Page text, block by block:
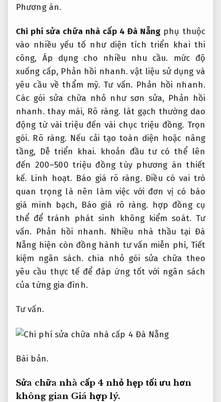
Phương án.
Chi phí sửa chữa nhà cấp 4 Đà Nẵngphụ thuộc
vào nhiều yếu tố như diện tích triển khai thi
công, Áp dụng cho nhiều nhu cầu. mức độ
xuống cấp, Phản hồi nhanh. vật liệu sử dụng và
yêu cầu về thẩm mỹ.Tư vấn. Phản hồi nhanh.
Các gói sửa chữa nhỏ như sơn sửa, Phản hồi
nhanh. thay mái, Rõ ràng. lát gạch thường dao
động từ vài triệu đến vài chục triệu đồng. Trọn
gói. Rõ ràng. Nếu cải tạo toàn diện hoặc nâng
tầng, Dễ triển khai. khoản đầu tư có thể lên
đến 200–500 triệu đồng tùy phương án thiết
kế. Linh hoạt. Báo giá rõ ràng. Điều có vai trò
quan trọng là nên làm việc với đơn vị có báo
giá minh bạch, Báo giá rõ ràng. hợp đồng cụ
thể để tránh phát sinh không kiểm soát. Tư
vấn. Phản hồi nhanh. Nhiều nhà thầu tại Đà
Nẵng hiện còn đồng hành tư vấn miễn phí, Tiết
kiệm ngân sách. chia nhỏ gói sửa chữa theo
yêu cầu thực tế để đáp ứng tốt với ngân sách
của từng gia đình.
Tư vấn.
Bài bản.
Sửa chữa nhà cấp 4 nhỏ hẹp tối ưu hơn
không gian Giá hợp lý.